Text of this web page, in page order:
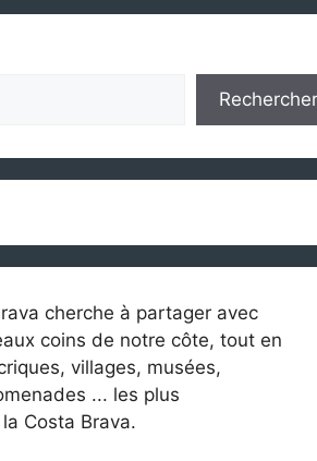
Rechercher
cherche à partager avec
coins de notre côte, tout en
villages, musées,
... les plus
Costa Brava.